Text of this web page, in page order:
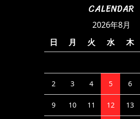
CALENDAR
2026年8月
日
月 火 水 木
2 3 4 5 6
9 10 11 12 13